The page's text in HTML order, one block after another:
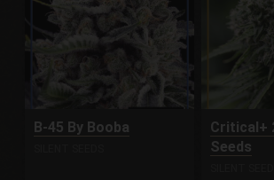
B-45 By Booba
Critical+
Seeds